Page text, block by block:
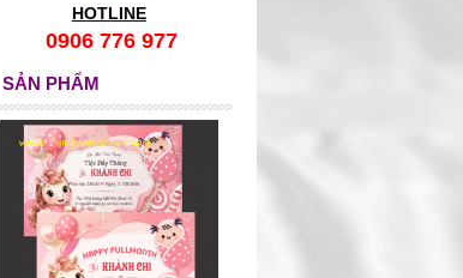
HOTLINE
0906 776 977
SẢN PHẨM